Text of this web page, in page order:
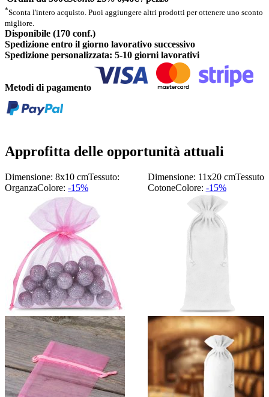
*Sconta l'intero acquisto. Puoi aggiungere altri prodotti per ottenere uno sconto
migliore.
Disponibile (170 conf.)
Spedizione entro il giorno lavorativo successivo
Spedizione personalizzata: 5-10 giorni lavorativi
Metodi di pagamento
Approfitta delle opportunità attuali
Dimensione: 8x10 cmTessuto:
OrganzaColore: -15%
Dimensione: 11x20 cmTessuto:
CotoneColore: -15%